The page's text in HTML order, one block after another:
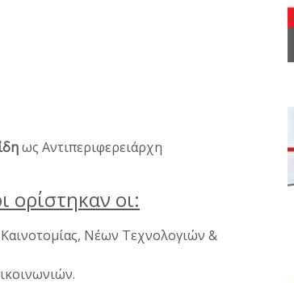
ως Αντιπεριφερειάρχη
ορίστηκαν οι:
Καινοτομίας, Νέων Τεχνολογιών &